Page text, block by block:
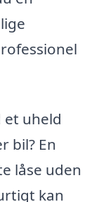
et uheld
bil? En
låse uden
kan